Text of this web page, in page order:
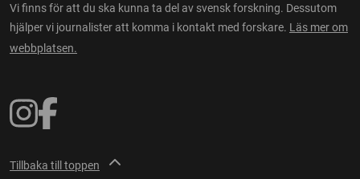
Vi finns för att du ska kunna ta del av svensk forskning. Dessutom
hjälper vi journalister att komma i kontakt med forskare. Läs mer om
webbplatsen.
Tillbaka till toppen